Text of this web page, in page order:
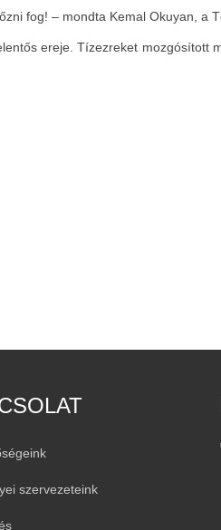
fog! – mondta Kemal Okuyan, a
ereje. Tízezreket mozgósított
szervezeteink